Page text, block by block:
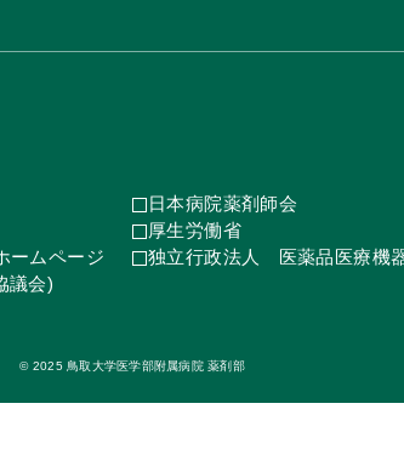
日本病院薬剤師会
厚生労働省
ームページ
独立行政法人 医薬品医療機
議会)
© 2025 鳥取大学医学部附属病院 薬剤部